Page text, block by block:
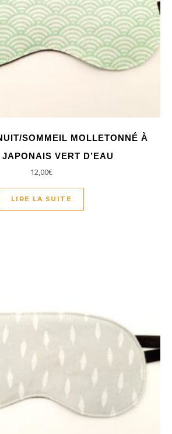
SOMMEIL MOLLETONNÉ À
VERT D’EAU
12,00€
LIRE LA SUITE